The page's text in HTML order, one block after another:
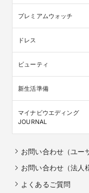
プレミアムウォッチ
ドレス
ビューティ
新生活準備
マイナビウエディング
JOURNAL
お問い合わせ（ユー
お問い合わせ（法人
よくあるご質問